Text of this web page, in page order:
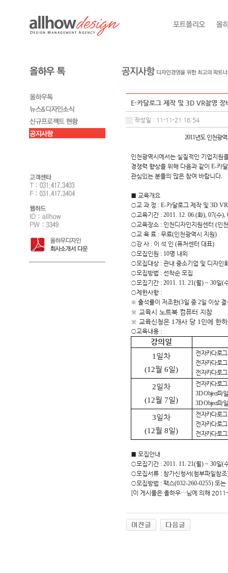
E-카달로그 제작 및 3D VR촬영
작성일 : 11-11-21 16:54
2011년도 인천광
인천광역시에서는 실질적인 기업지원
경쟁력 향상을 위해 다음과 같이 E-카
관심있는 분들의 많은 참여 바랍니다.
■ 교육개요
○교 과 정 : E-카달로그 제작 및 3D VR
○교육기간 : 2011. 12. 06.(화), 07(수),
○교육장소 : 인천디자인지원센터 (인
○교 육 료 : 무료(인천광역시 지원)
○강 사 : 이 석 인 (퓨처센터 대표)
○모집인원 : 10명 내외
○모집대상 : 관내 중소기업 및 디자인
○모집방법 : 선착순 모집
○모집기간 : 2011. 11. 21(월) ~ 30일(
○제한사항 :
※ 출석률이 저조한(3일 중 2일 이상 결
※ 교육시 노트북 컴퓨터 지참
※ 교육신청은 1개사 당 1인에 한
○교육내용 :
강의일
1 일차
(12월 6일)
전자카다로
전자카다로
전자카다로
2일차
(12월 7일)
전자카다로
3D Object파
3D Object파
3일차
(12월 8일)
전자카다로
전자카다로
전자카다로
■ 모집안내
○모집기간 : 2011. 11. 21(월) ~ 30일(
○모집서류 : 참가신청서(첨부파일참조
○모집방법 : 팩스(032-260-0255) 또는
[이 게시물은 올하우…님에 의해